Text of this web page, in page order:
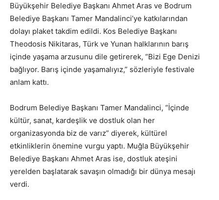
Büyükşehir Belediye Başkanı Ahmet Aras ve Bodrum
Belediye Başkanı Tamer Mandalinci’ye katkılarından
dolayı plaket takdim edildi. Kos Belediye Başkanı
Theodosis Nikitaras, Türk ve Yunan halklarının barış
içinde yaşama arzusunu dile getirerek, “Bizi Ege Denizi
bağlıyor. Barış içinde yaşamalıyız,” sözleriyle festivale
anlam kattı.
Bodrum Belediye Başkanı Tamer Mandalinci, “İçinde
kültür, sanat, kardeşlik ve dostluk olan her
organizasyonda biz de varız” diyerek, kültürel
etkinliklerin önemine vurgu yaptı. Muğla Büyükşehir
Belediye Başkanı Ahmet Aras ise, dostluk ateşini
yerelden başlatarak savaşın olmadığı bir dünya mesajı
verdi.